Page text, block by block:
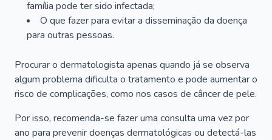
família pode ter sido infectada;
O que fazer para evitar a disseminação da doença
para outras pessoas.
Procurar o dermatologista apenas quando já se observa
algum problema dificulta o tratamento e pode aumentar o
risco de complicações, como nos casos de câncer de pele.
Por isso, recomenda-se fazer uma consulta uma vez por
ano para prevenir doenças dermatológicas ou detectá-las